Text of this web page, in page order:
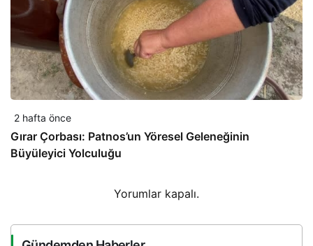
2 hafta önce
Gırar Çorbası: Patnos’un Yöresel Geleneğinin
Büyüleyici Yolculuğu
Yorumlar kapalı.